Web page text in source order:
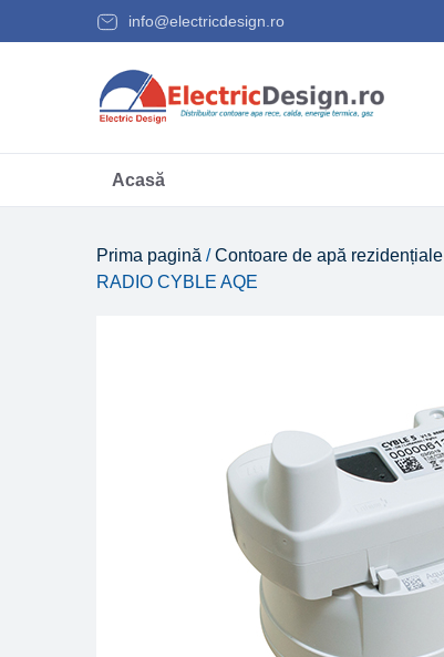
info@electricdesign.ro
Acasă
Prima pagină /Contoare de apă rezidențiale
RADIO CYBLE AQE